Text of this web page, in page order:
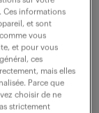
l'équipe de
Ces informations
et sont
vous
et pour vous
ces
mais elles
Parce que
choisir de ne
strictement